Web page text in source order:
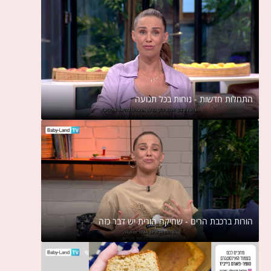
התחלות חדשות - נוחות בכל תנועה
הורות ברכבת הרים - שחיקה הורית יש דבר כזה